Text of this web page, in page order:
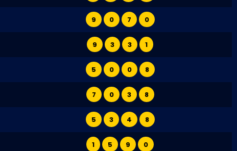
9 0 7 0
9 3 3 1
5 0 0 8
7 0 3 8
5 3 4 8
1 5 9 0